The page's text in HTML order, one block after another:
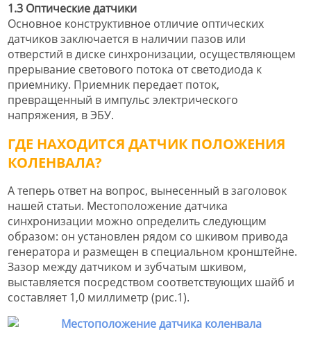
1.3 Оптические датчики
Основное конструктивное отличие оптических
датчиков заключается в наличии пазов или
отверстий в диске синхронизации, осуществляющем
прерывание светового потока от светодиода к
приемнику. Приемник передает поток,
превращенный в импульс электрического
напряжения, в ЭБУ.
ГДЕ НАХОДИТСЯ ДАТЧИК ПОЛОЖЕНИЯ
КОЛЕНВАЛА?
А теперь ответ на вопрос, вынесенный в заголовок
нашей статьи. Местоположение датчика
синхронизации можно определить следующим
образом: он установлен рядом со шкивом привода
генератора и размещен в специальном кронштейне.
Зазор между датчиком и зубчатым шкивом,
выставляется посредством соответствующих шайб и
составляет 1,0 миллиметр (рис.1).